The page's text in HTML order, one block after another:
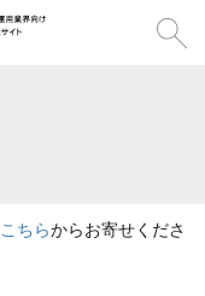
こちらからお寄せくださ